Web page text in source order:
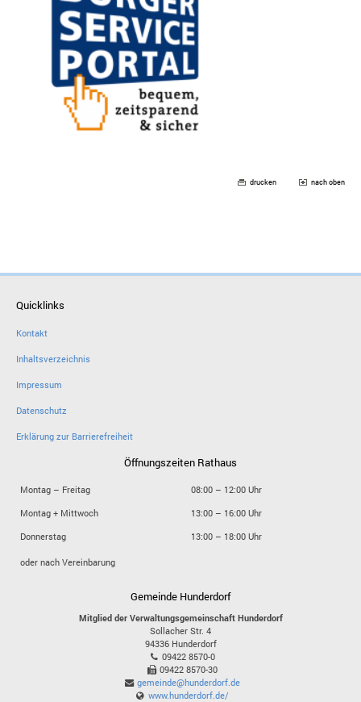
drucken nach oben
Quicklinks
Kontakt
Inhaltsverzeichnis
Impressum
Datenschutz
Erklärung zur Barrierefreiheit
Öffnungszeiten Rathaus
Montag – Freitag
08:00 – 12:00 Uhr
Montag + Mittwoch
13:00 – 16:00 Uhr
Donnerstag
13:00 – 18:00 Uhr
oder nach Vereinbarung
Gemeinde Hunderdorf
Mitglied der Verwaltungsgemeinschaft Hunderdorf
Sollacher Str. 4
94336 Hunderdorf
09422 8570-0
09422 8570-30
gemeinde@hunderdorf.de
www.hunderdorf.de/